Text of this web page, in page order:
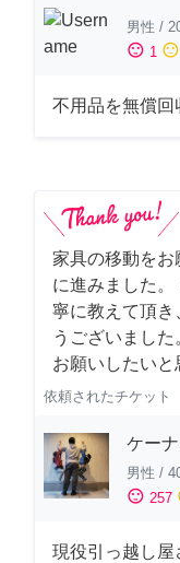
男性 /
sentiment_satisfied 1 sentiment_neutral
不用品を無償回
家具の移動を
に進みました
寧に教えて頂き
うございまし
お願いしたいと
依頼されたチケット
ケー
男性 /
sentiment_satisfied 257
現役引っ越し屋